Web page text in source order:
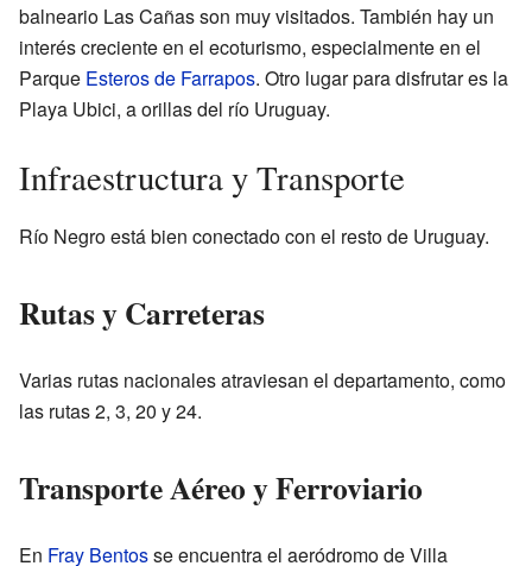
balneario Las Cañas son muy visitados. También hay un
interés creciente en el ecoturismo, especialmente en el
Parque Esteros de Farrapos. Otro lugar para disfrutar es la
Playa Ubici, a orillas del río Uruguay.
Infraestructura y Transporte
Río Negro está bien conectado con el resto de Uruguay.
Rutas y Carreteras
Varias rutas nacionales atraviesan el departamento, como
las rutas 2, 3, 20 y 24.
Transporte Aéreo y Ferroviario
En Fray Bentosse encuentra el aeródromo de Villa